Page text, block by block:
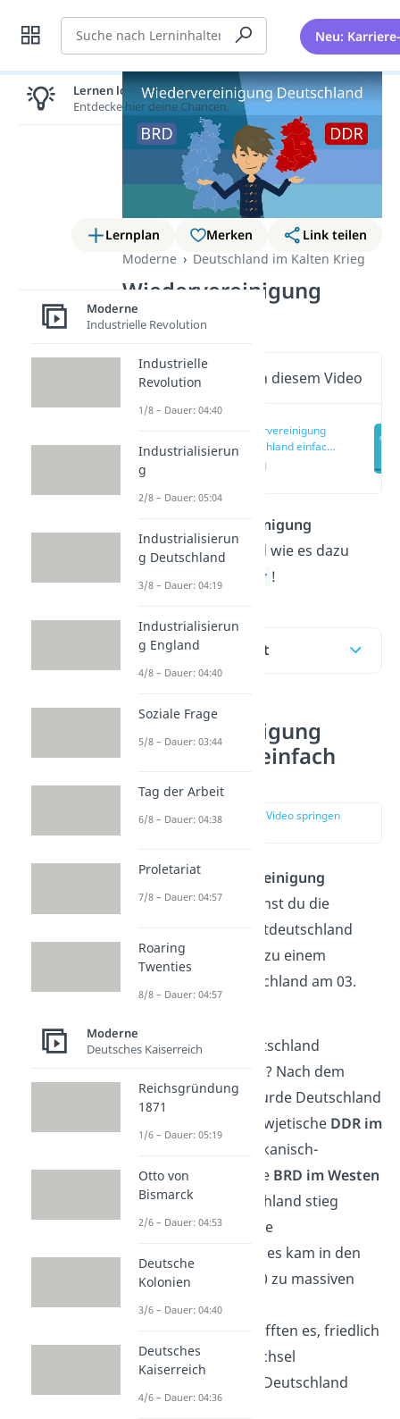
Suche Neu:
Lernplan Merken
Link teilen
Moderne
Deutschland im Kalten Krieg
Wiedervereinigung
Deutschland
Wichtige Inhalte in diesem Video
Wiedervereinigung
Deutschland einfach
(00:12)
Wiedervereinigung
Deutschlandsist und wie es dazu
kam, erfährst du
hier !
Inhaltsübersicht
Wiedervereinigung
Deutschland einfach
erklärt
zur Stelle im Video springen
Unter derWiedervereinigung
Deutschlandsverstehst du die
Verbindung von Westdeutschland
und Ostdeutschland zu einem
gemeinsamen Deutschland am 03.
Doch wieso war Deutschland
überhaupt gespalten? Nach dem
Zweiten Weltkrieg wurde Deutschland
als Verlierer in die sowjetischeDDR im
und die amerikanisch-
französisch-englischeBRD im Westen
zerteilt. In Ostdeutschland stieg
jedoch mit der Zeit die
Unzufriedenheit und es kam in den
Jahren 1989 und 1990 zu massiven
Protesten. Die
Demonstranten schafften es, friedlich
einen Regierungswechsel
herbeizuführen und Deutschland
wieder zu vereinen.
Lernen lohnt sich!
Entdecke hier deine Chancen.
Moderne
Industrielle Revolution
Industrielle
Revolution
1/8 – Dauer: 04:40
Industrialisierun
g
2/8 – Dauer: 05:04
Industrialisierun
g Deutschland
3/8 – Dauer: 04:19
Industrialisierun
g England
4/8 – Dauer: 04:40
Soziale Frage
5/8 – Dauer: 03:44
Tag der Arbeit
6/8 – Dauer: 04:38
Proletariat
7/8 – Dauer: 04:57
Roaring
Twenties
8/8 – Dauer: 04:57
Moderne
Deutsches Kaiserreich
Reichsgründung
1871
1/6 – Dauer: 05:19
Otto von
Bismarck
2/6 – Dauer: 04:53
Deutsche
Kolonien
3/6 – Dauer: 04:40
Deutsches
Kaiserreich
4/6 – Dauer: 04:36